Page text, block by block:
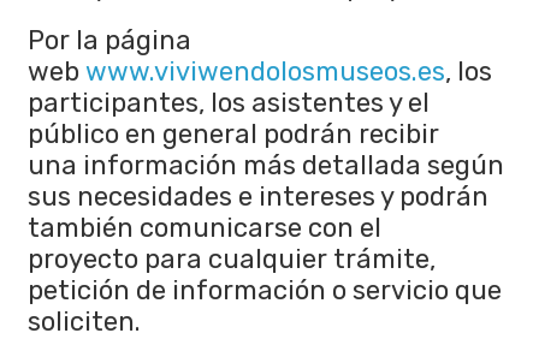
Por la página
webwww.viviwendolosmuseos.es, los
participantes, los asistentes y el
público en general podrán recibir
una información más detallada según
sus necesidades e intereses y podrán
también comunicarse con el
proyecto para cualquier trámite,
petición de información o servicio que
soliciten.